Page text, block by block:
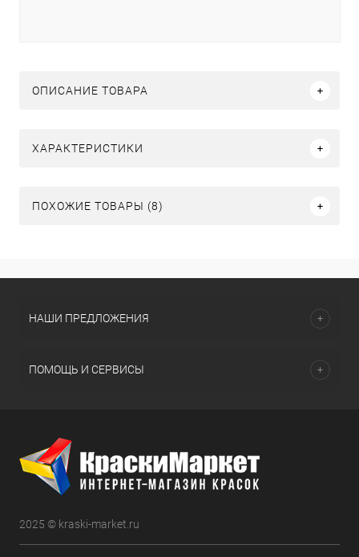
ОПИСАНИЕ ТОВАРА
ХАРАКТЕРИСТИКИ
ПОХОЖИЕ ТОВАРЫ (8)
НАШИ ПРЕДЛОЖЕНИЯ
ПОМОЩЬ И СЕРВИСЫ
2025 © kraski-market.ru